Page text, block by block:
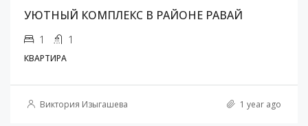
УЮТНЫЙ КОМПЛЕКС В РАЙОНЕ РАВАЙ
1 1
КВАРТИРА
Виктория Изыгашева 1 year ago